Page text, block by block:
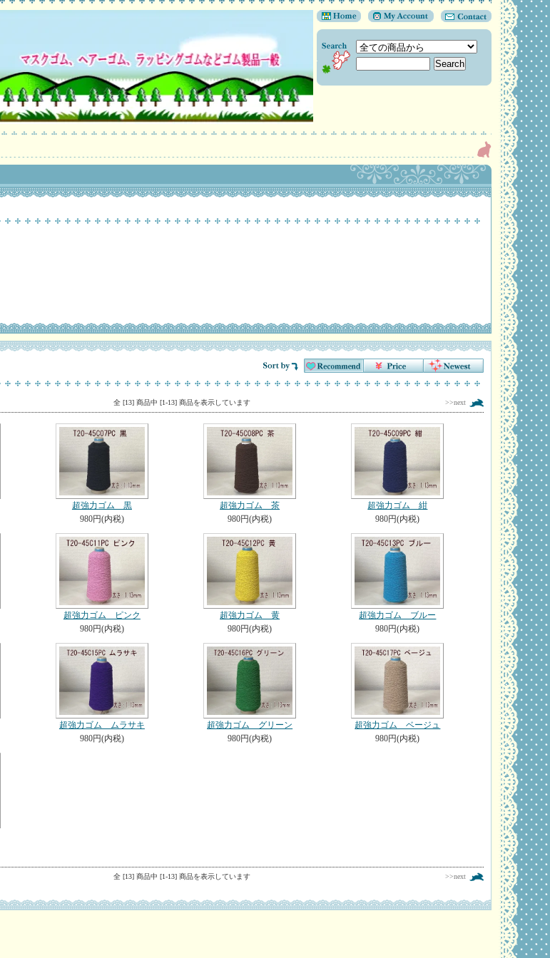
全 [13] 商品中 [1-13] 商品を表示しています >>next
超強力ゴム 黒
980円(内税)
超強力ゴム 茶
980円(内税)
超強力ゴム 紺
980円(内税)
超強力ゴム ピンク
980円(内税)
超強力ゴム 黄
980円(内税)
超強力ゴム ブルー
980円(内税)
超強力ゴム ムラサキ
980円(内税)
超強力ゴム グリーン
980円(内税)
超強力ゴム ベージュ
980円(内税)
全 [13] 商品中 [1-13] 商品を表示しています >>next